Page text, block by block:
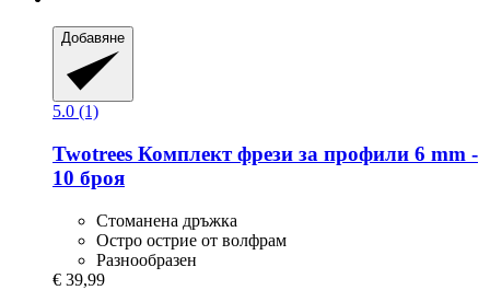
Добавяне
5.0 (1)
Twotrees Комплект фрези за профили 6 mm -​
10 броя
Стоманена дръжка
Остро острие от волфрам
Разнообразен
€ 39,99